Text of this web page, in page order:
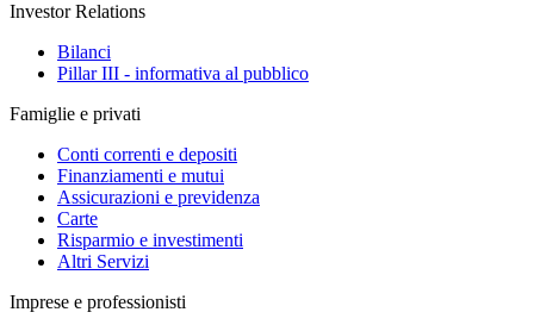
Investor Relations
Bilanci
Pillar III - informativa al pubblico
Famiglie e privati
Conti correnti e depositi
Finanziamenti e mutui
Assicurazioni e previdenza
Carte
Risparmio e investimenti
Altri Servizi
Imprese e professionisti